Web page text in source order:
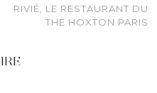
RIVIÉ, LE RESTAURANT DU
THE HOXTON PARIS